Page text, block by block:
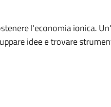
l'economia ionica.
idee e trovare